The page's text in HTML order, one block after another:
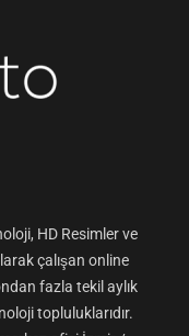
HD Resimler ve
çalışan online
fazla tekil aylık
topluluklarıdır.